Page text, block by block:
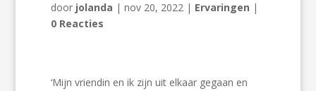
door jolanda |nov 20, 2022 | Ervaringen |
0 Reacties
‘Mijn vriendin en ik zijn uit elkaar gegaan en